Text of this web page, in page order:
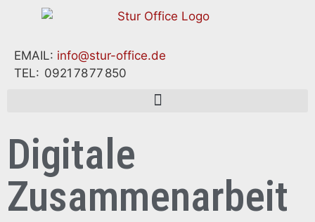
EMAIL: info@stur-office.de
TEL: 0921 7877 850
Digitale
Zusammenarbeit